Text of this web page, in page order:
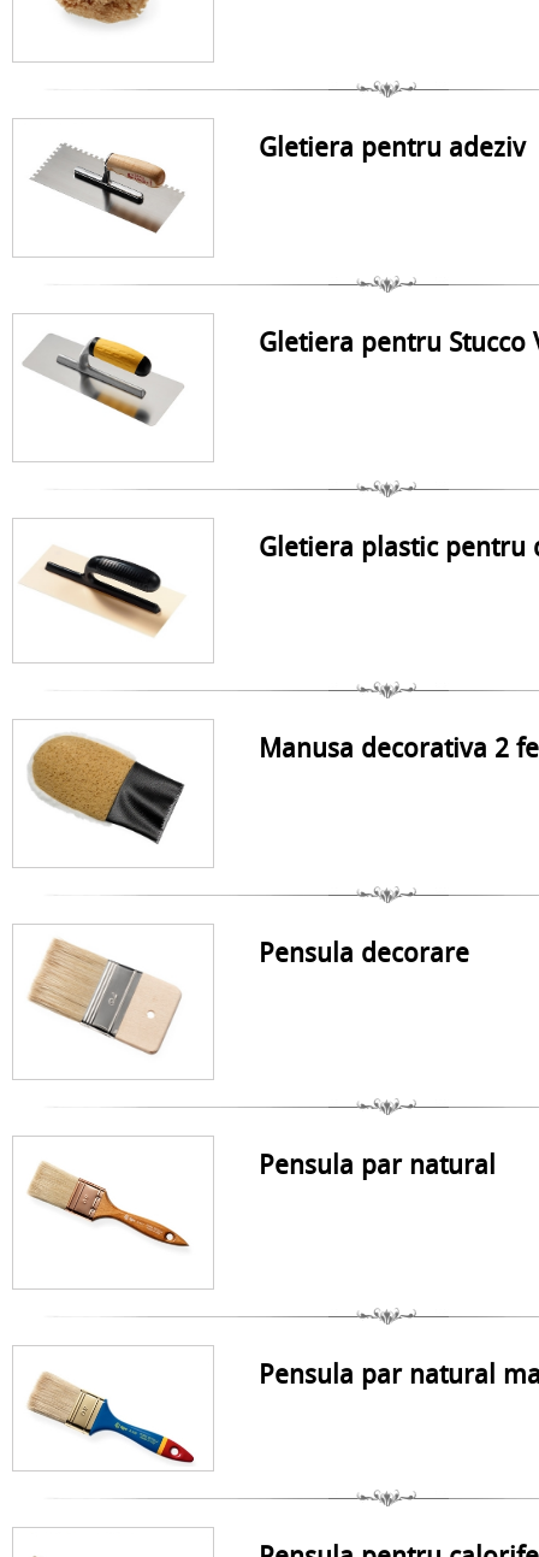
Gletiera pentru adeziv
Gletiera pentru Stucco
Gletiera plastic pentru
Manusa decorativa 2
Pensula decorare
Pensula par natural
Pensula par natural